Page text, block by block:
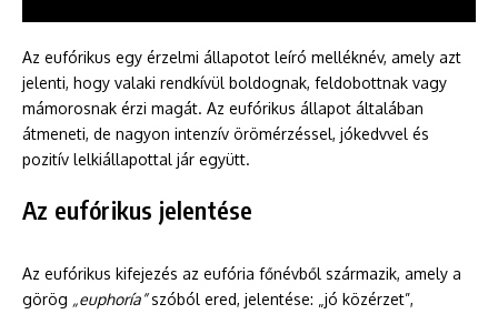
Az eufórikus egy érzelmi állapotot leíró melléknév, amely azt
jelenti, hogy valaki rendkívül boldognak, feldobottnak vagy
mámorosnak érzi magát. Az eufórikus állapot általában
átmeneti, de nagyon intenzív örömérzéssel, jókedvvel és
pozitív lelkiállapottal jár együtt.
Az eufórikus jelentése
Az eufórikus kifejezés az eufória főnévből származik, amely a
görög „euphoría”szóból ered, jelentése: „jó közérzet”,